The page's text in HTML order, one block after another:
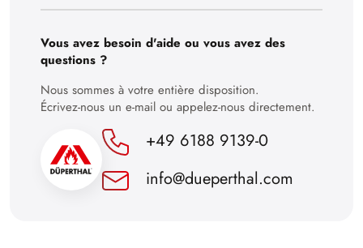
Vous avez besoin d'aide ou vous avez des
questions ?
Nous sommes à votre entière disposition.
Écrivez-nous un e-mail ou appelez-nous directement.
+49 6188 9139-0
info@dueperthal.com